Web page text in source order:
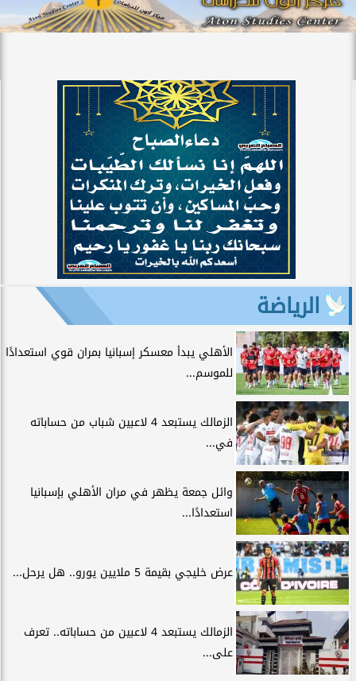
الرياضة
الأهلي يبدأ معسكر إسبانيا بمران قوي استعدادًا
للموسم...
الزمالك يستبعد 4 لاعبين شباب من حساباته
في...
وائل جمعة يظهر في مران الأهلي بإسبانيا
استعدادًا...
عرض خليجي بقيمة 5 ملايين يورو.. هل يرحل...
الزمالك يستبعد 4 لاعبين من حساباته.. تعرف
على...